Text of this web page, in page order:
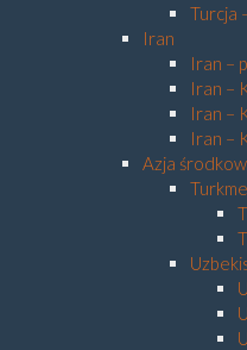
Turcja
Iran
Iran –
Iran –
Iran –
Iran –
Azja